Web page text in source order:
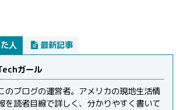
人 最新記事
ガール
のブログの運営者。アメリカの現地生活情
を読者目線で詳しく、分かりやすく書いて